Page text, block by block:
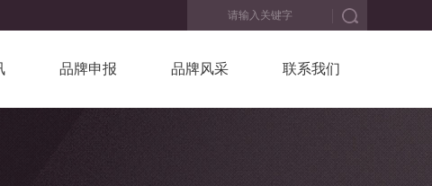
品牌申报 品牌风采 联系我们